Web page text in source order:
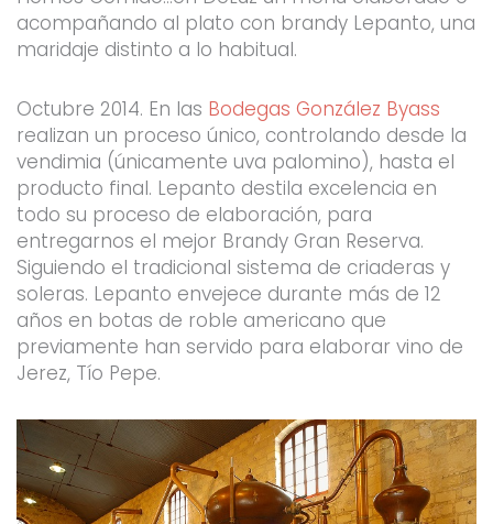
acompañando al plato con brandy Lepanto, una
maridaje distinto a lo habitual.
Octubre 2014. En las Bodegas González Byass
realizan un proceso único, controlando desde la
vendimia (únicamente uva palomino), hasta el
producto final. Lepanto destila excelencia en
todo su proceso de elaboración, para
entregarnos el mejor Brandy Gran Reserva.
Siguiendo el tradicional sistema de criaderas y
soleras. Lepanto envejece durante más de 12
años en botas de roble americano que
previamente han servido para elaborar vino de
Jerez, Tío Pepe.